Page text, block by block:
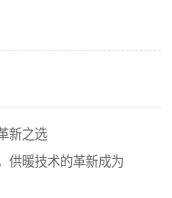
新之选
供暖技术的革新成为